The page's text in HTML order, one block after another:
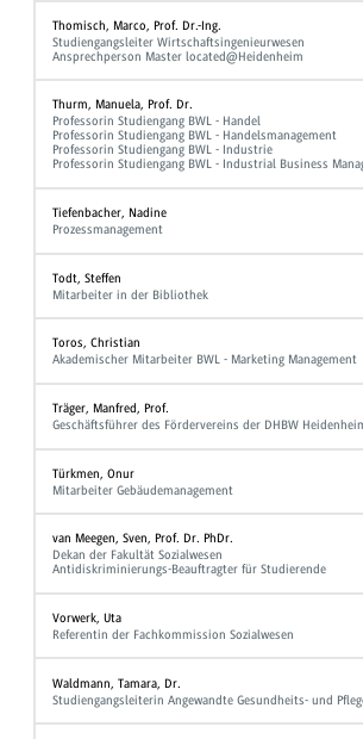
Thomisch, Marco, Prof. Dr.-Ing.
Studiengangsleiter Wirtschaftsingenieurwesen
Ansprechperson Master located@Heidenheim
Thurm, Manuela, Prof. Dr.
Professorin Studiengang BWL - Handel
Professorin Studiengang BWL - Handelsmanagement
Professorin Studiengang BWL - Industrie
Professorin Studiengang BWL - Industrial Business
Tiefenbacher, Nadine
Prozessmanagement
Todt, Steffen
Mitarbeiter in der Bibliothek
Toros, Christian
Akademischer Mitarbeiter BWL - Marketing Management
Träger, Manfred, Prof.
Geschäftsführer des Fördervereins der DHBW
Türkmen, Onur
Mitarbeiter Gebäudemanagement
van Meegen, Sven, Prof. Dr. PhDr.
Dekan der Fakultät Sozialwesen
Antidiskriminierungs-Beauftragter für Studierende
Vorwerk, Uta
Referentin der Fachkommission Sozialwesen
Waldmann, Tamara, Dr.
Studiengangsleiterin Angewandte Gesundheits- und